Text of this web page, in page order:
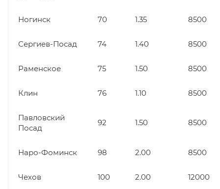
Ногинск 70 1.35 8500
Сергиев-Посад 74 1.40 8500
Раменское 75 1.50 8500
Клин 76 1.10 8500
Павловский
Посад
92 1.50 8500
Наро-Фоминск 98 2.00 8500
Чехов 100 2.00 12000